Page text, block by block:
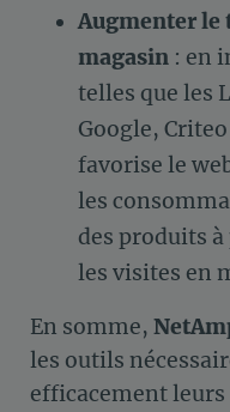
Augmenter le
magasin : en
telles que les
Google,
favorise le
les
des produits
les visites en
En somme,
les outils
efficacement